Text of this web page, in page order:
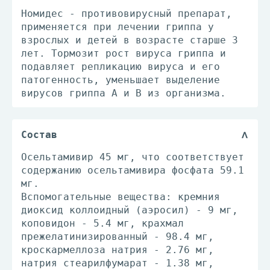
Номидес - противовирусный препарат,
применяется при лечении гриппа у
взрослых и детей в возрасте старше 3
лет. Тормозит рост вируса гриппа и
подавляет репликацию вируса и его
патогенность, уменьшает выделение
вирусов гриппа А и В из организма.
Состав
Осельтамивир 45 мг, что соответствует
содержанию осельтамивира фосфата 59.1
мг.
Вспомогательные вещества: кремния
диоксид коллоидный (аэросил) - 9 мг,
коповидон - 5.4 мг, крахмал
прежелатинизированный - 98.4 мг,
кроскармеллоза натрия - 2.76 мг,
натрия стеарилфумарат - 1.38 мг,